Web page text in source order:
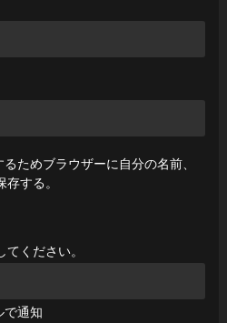
ためブラウザーに自分の名前、
する。
ください。
で通知